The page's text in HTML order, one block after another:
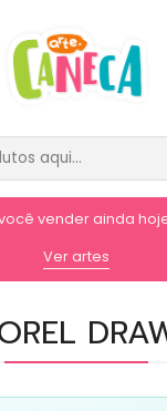
vender ainda
Ver artes